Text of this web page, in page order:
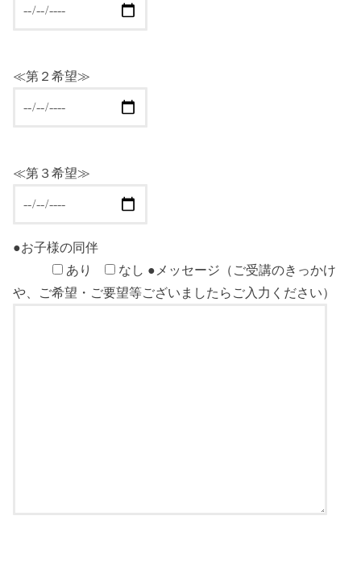
≪第２希望≫
≪第３希望≫
●お子様の同伴
あり
なし
●メッセージ（ご受講のきっかけ
や、ご希望・ご要望等ございましたらご入力ください）